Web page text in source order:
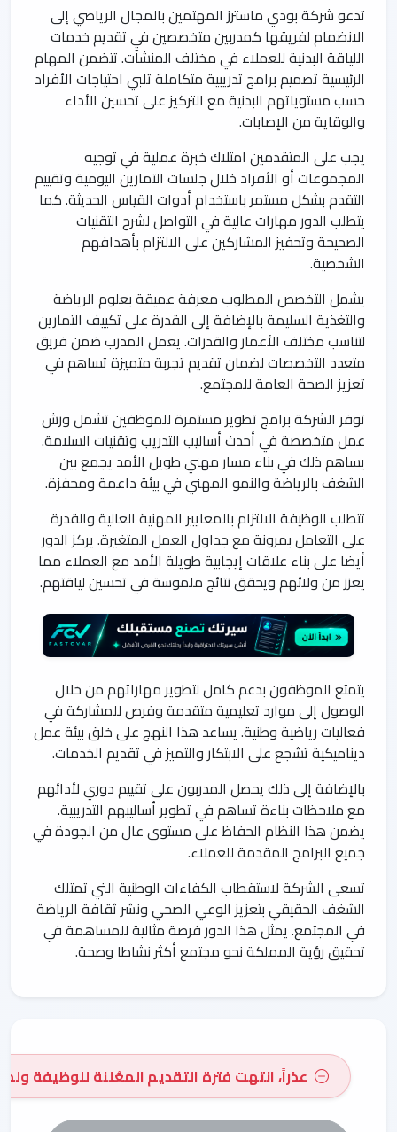
تدعو شركة بودي ماسترز المهتمين بالمجال الرياضي إلى
الانضمام لفريقها كمدربين متخصصين في تقديم خدمات
اللياقة البدنية للعملاء في مختلف المنشآت. تتضمن المهام
الرئيسية تصميم برامج تدريبية متكاملة تلبي احتياجات الأفراد
حسب مستوياتهم البدنية مع التركيز على تحسين الأداء
والوقاية من الإصابات.
يجب على المتقدمين امتلاك خبرة عملية في توجيه
المجموعات أو الأفراد خلال جلسات التمارين اليومية وتقييم
التقدم بشكل مستمر باستخدام أدوات القياس الحديثة. كما
يتطلب الدور مهارات عالية في التواصل لشرح التقنيات
الصحيحة وتحفيز المشاركين على الالتزام بأهدافهم
الشخصية.
يشمل التخصص المطلوب معرفة عميقة بعلوم الرياضة
والتغذية السليمة بالإضافة إلى القدرة على تكييف التمارين
لتناسب مختلف الأعمار والقدرات. يعمل المدرب ضمن فريق
متعدد التخصصات لضمان تقديم تجربة متميزة تساهم في
تعزيز الصحة العامة للمجتمع.
توفر الشركة برامج تطوير مستمرة للموظفين تشمل ورش
عمل متخصصة في أحدث أساليب التدريب وتقنيات السلامة.
يساهم ذلك في بناء مسار مهني طويل الأمد يجمع بين
الشغف بالرياضة والنمو المهني في بيئة داعمة ومحفزة.
تتطلب الوظيفة الالتزام بالمعايير المهنية العالية والقدرة
على التعامل بمرونة مع جداول العمل المتغيرة. يركز الدور
أيضا على بناء علاقات إيجابية طويلة الأمد مع العملاء مما
يعزز من ولائهم ويحقق نتائج ملموسة في تحسين لياقتهم.
يتمتع الموظفون بدعم كامل لتطوير مهاراتهم من خلال
الوصول إلى موارد تعليمية متقدمة وفرص للمشاركة في
فعاليات رياضية وطنية. يساعد هذا النهج على خلق بيئة عمل
ديناميكية تشجع على الابتكار والتميز في تقديم الخدمات.
بالإضافة إلى ذلك يحصل المدربون على تقييم دوري لأدائهم
مع ملاحظات بناءة تساهم في تطوير أساليبهم التدريبية.
يضمن هذا النظام الحفاظ على مستوى عال من الجودة في
جميع البرامج المقدمة للعملاء.
تسعى الشركة لاستقطاب الكفاءات الوطنية التي تمتلك
الشغف الحقيقي بتعزيز الوعي الصحي ونشر ثقافة الرياضة
في المجتمع. يمثل هذا الدور فرصة مثالية للمساهمة في
تحقيق رؤية المملكة نحو مجتمع أكثر نشاطا وصحة.
عذراً، انتهت فترة التقديم المعُلنة للوظيفة